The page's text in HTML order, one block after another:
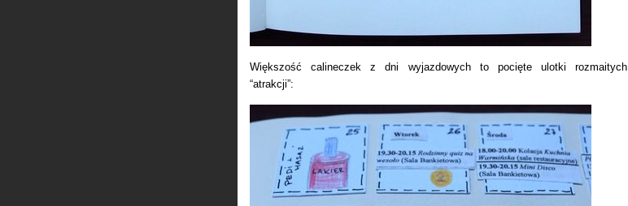
Większość calineczek z dni wyjazdowych to pocięte ulotki rozmaitych
“atrakcji”: